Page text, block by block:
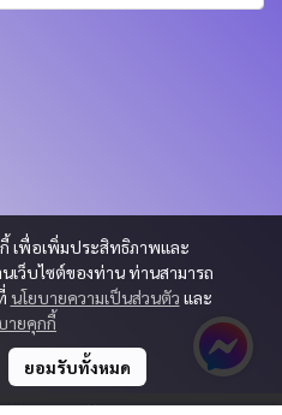
เพื่อเพิ่มประสิทธิภาพและ
เว็บไซต์ของท่าน ท่านสามารถ
นโยบายความเป็นส่วนตัว และ
ายคุกกี้
ยอมรับทั้งหมด
| Powered by KBM PART & TRADING